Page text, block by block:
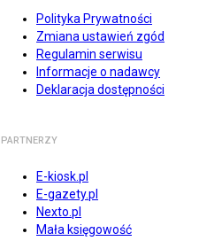
Polityka Prywatności
Zmiana ustawień zgód
Regulamin serwisu
Informacje o nadawcy
Deklaracja dostępności
PARTNERZY
E-kiosk.pl
E-gazety.pl
Nexto.pl
Mała księgowość